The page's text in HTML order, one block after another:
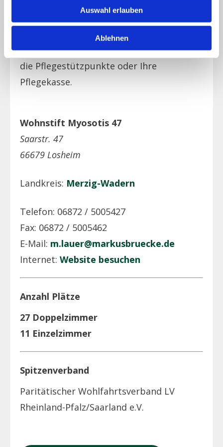
Auswahl erlauben
Ablehnen
Kostenerstattung geben Ihnen auch
gerne die teilnehmenden Einrichtungen,
die Pflegestützpunkte oder Ihre
Pflegekasse.
Wohnstift Myosotis 47
Saarstr. 47
66679 Losheim
Landkreis: Merzig-Wadern
Telefon: 06872 / 5005427
Fax: 06872 / 5005462
E-Mail: m.lauer@markusbruecke.de
Internet: Website besuchen
Anzahl Plätze
27 Doppelzimmer
11 Einzelzimmer
Spitzenverband
Paritätischer Wohlfahrtsverband LV
Rheinland-Pfalz/Saarland e.V.